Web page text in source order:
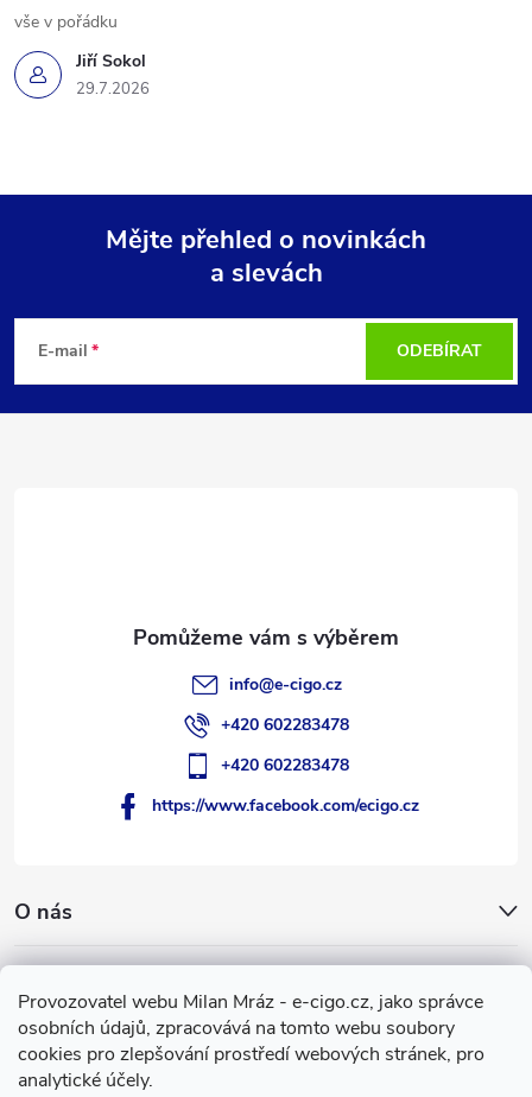
Provozovatel webu Milan Mráz - e-cigo.cz, jako správce
osobních údajů, zpracovává na tomto webu soubory
cookies pro zlepšování prostředí webových stránek, pro
analytické účely.
Jiří Sokol
29.7.2026
vše v pořádku
p
Mějte přehled o novinkách
a slevách
E-mail ODEBÍRAT
O nás
Facebook
info@e-cigo.cz
+420 602283478
+420 602283478
https://www.facebook.com/ecigo.cz